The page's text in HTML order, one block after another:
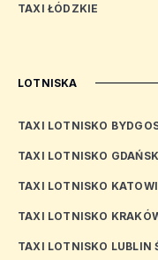
TAXI ŁÓDZKIE
LOTNISKA
TAXI LOTNISKO
TAXI LOTNISKO
TAXI LOTNISKO
TAXI LOTNISKO
TAXI LOTNISKO LUBLIN